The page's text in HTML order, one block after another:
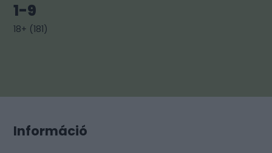
1-9
18+ (181)
Információ